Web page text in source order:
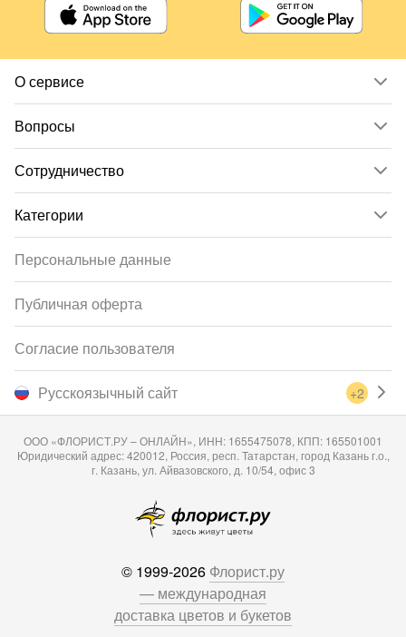
О сервисе
Вопросы
Сотрудничество
Категории
Русскоязычный сайт +2
Персональные данные
Публичная оферта
Согласие пользователя
ООО «ФЛОРИСТ.РУ – ОНЛАЙН», ИНН: 1655475078, КПП: 165501001
Юридический адрес: 420012, Россия, респ. Татарстан, город Казань г.о.,
г. Казань, ул. Айвазовского, д. 10/54, офис 3
© 1999-2026 Флорист.ру
— международная
доставка цветов и букетов